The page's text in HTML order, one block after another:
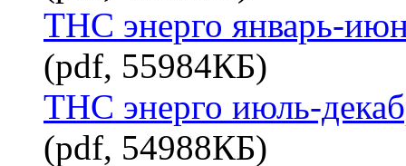
ТНС энерго январь-
(pdf, 55984КБ)
ТНС энерго июль-
(pdf, 54988КБ)